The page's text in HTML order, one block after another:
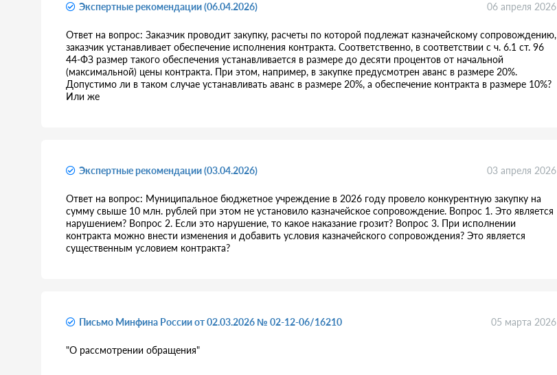
Экспертные рекомендации (06.04.2026) 06 апреля 2026
Ответ на вопрос: Заказчик проводит закупку, расчеты по которой подлежат казначейскому сопровождению,
заказчик устанавливает обеспечение исполнения контракта. Соответственно, в соответствии с ч. 6.1 ст. 96
44-ФЗ размер такого обеспечения устанавливается в размере до десяти процентов от начальной
(максимальной) цены контракта. При этом, например, в закупке предусмотрен аванс в размере 20%.
Допустимо ли в таком случае устанавливать аванс в размере 20%, а обеспечение контракта в размере 10%?
Или же
Экспертные рекомендации (03.04.2026) 03 апреля 2026
Ответ на вопрос: Муниципальное бюджетное учреждение в 2026 году провело конкурентную закупку на
сумму свыше 10 млн. рублей при этом не установило казначейское сопровождение. Вопрос 1. Это является
нарушением? Вопрос 2. Если это нарушение, то какое наказание грозит? Вопрос 3. При исполнении
контракта можно внести изменения и добавить условия казначейского сопровождения? Это является
существенным условием контракта?
Письмо Минфина России от 02.03.2026 № 02-12-06/16210 05 марта 2026
"О рассмотрении обращения"